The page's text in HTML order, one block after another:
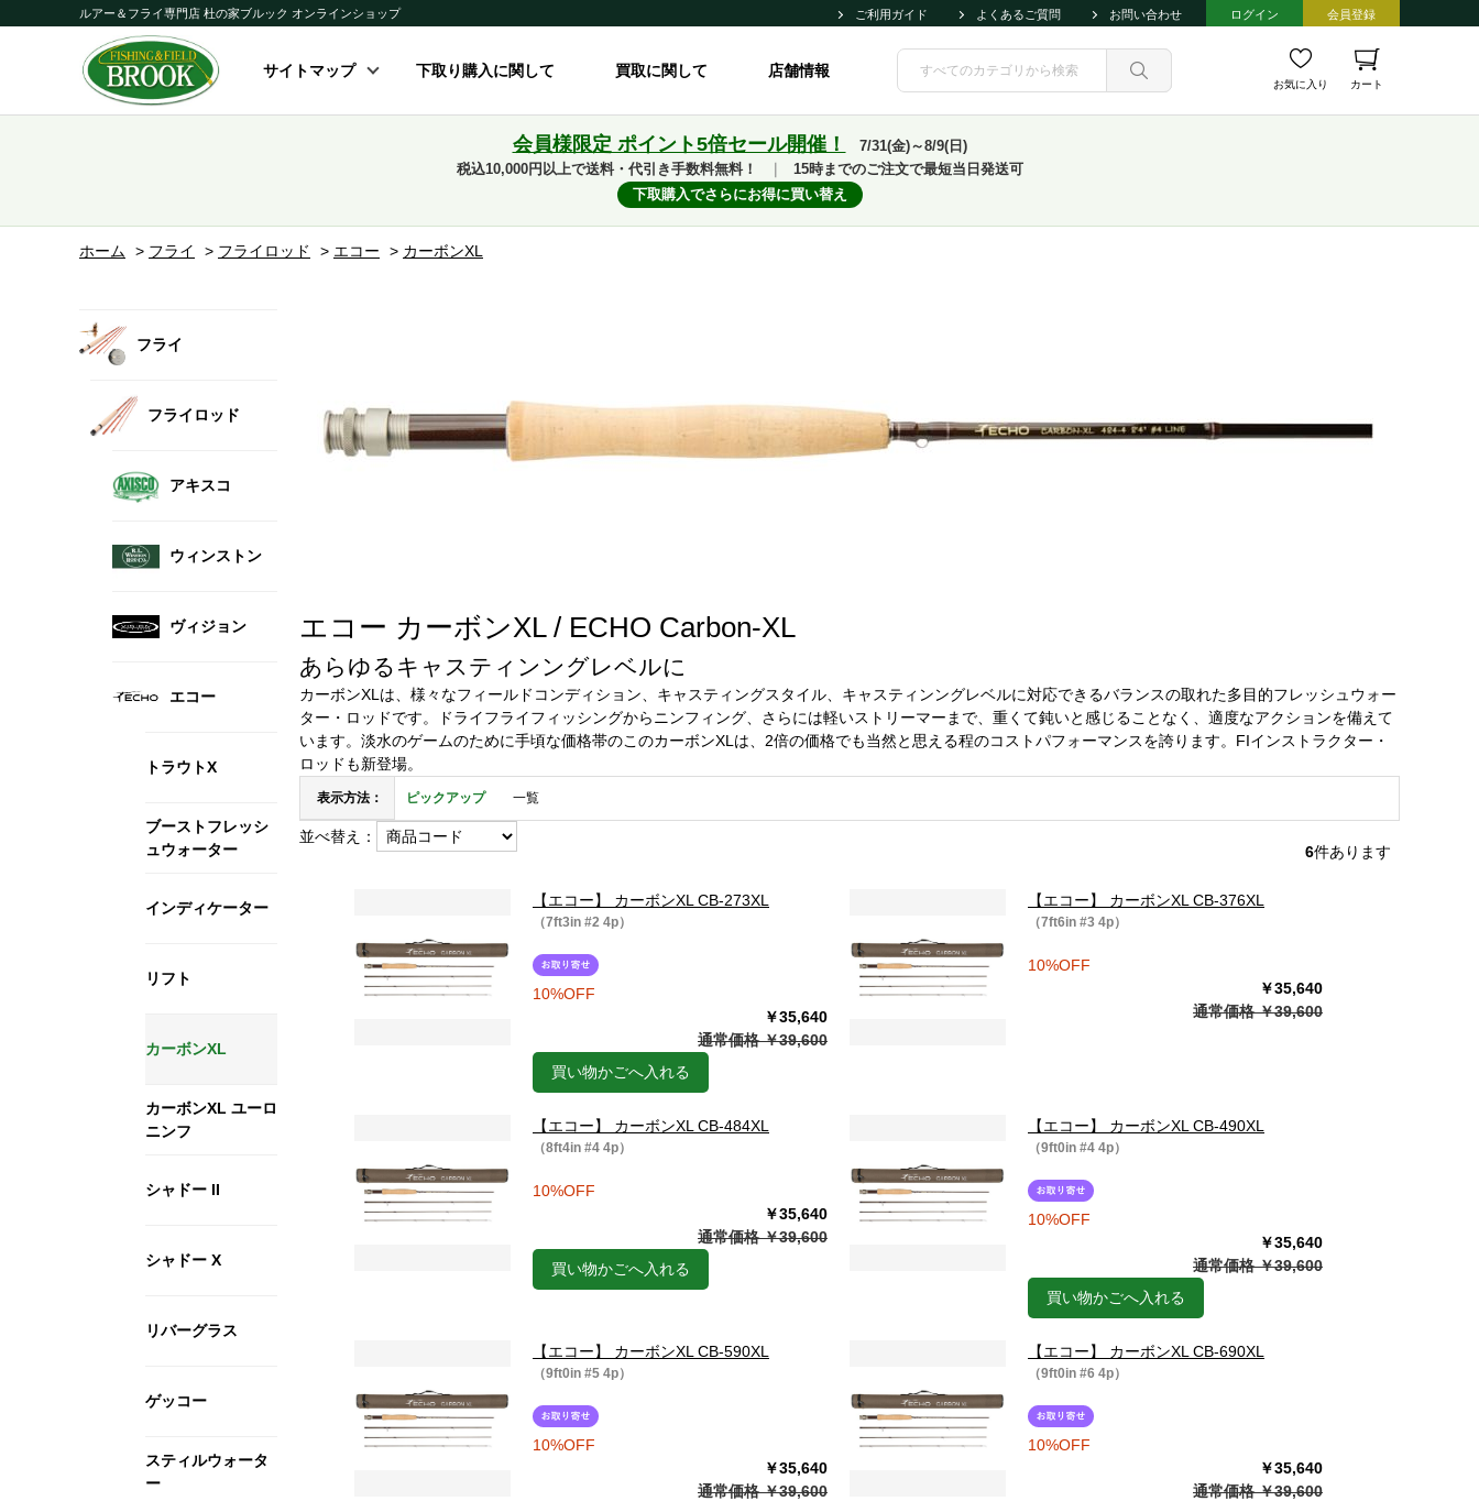
ルアー＆フライ専門店 杜の家ブルック オンラインショップ ご利用ガイド よくあるご質問 お問い合わせ ログイン 会員登録
サイトマップ 下取り購入に関して 買取に関して 店舗情報
お気に入り カート
会員様限定 ポイント5倍セール開催！
7/31(金)～8/9(日)
税込10,000円以上で送料・代引き手数料無料！
15時までのご注文で最短当日発送可
下取購入でさらにお得に買い替え
ホーム > フライ > フライロッド > エコー > カーボンXL
フライ
フライロッド
アキスコ
ウィンストン
ヴィジョン
エコー
トラウトX
ブーストフレッシ
ュウォーター
インディケーター
リフト
カーボンXL
カーボンXL ユーロ
ニンフ
シャドー II
シャドー X
リバーグラス
ゲッコー
スティルウォータ
ー
エコー カーボンXL / ECHO Carbon-XL
あらゆるキャスティンングレベルに
カーボンXLは、様々なフィールドコンディション、キャスティングスタイル、キャスティンングレベルに対応できるバランスの取れた多目的フレッシュウォー
ター・ロッドです。ドライフライフィッシングからニンフィング、さらには軽いストリーマーまで、重くて鈍いと感じることなく、適度なアクションを備えて
います。淡水のゲームのために手頃な価格帯のこのカーボンXLは、2倍の価格でも当然と思える程のコストパフォーマンスを誇ります。FIインストラクター・
ロッドも新登場。
表示方法： ピックアップ 一覧
並べ替え：
6件あります
【エコー】 カーボンXL CB-273XL
（7ft3in #2 4p）
10%OFF
￥35,640
通常価格 ￥39,600
買い物かごへ入れる
【エコー】 カーボンXL CB-376XL
（7ft6in #3 4p）
10%OFF
￥35,640
通常価格 ￥39,600
【エコー】 カーボンXL CB-484XL
（8ft4in #4 4p）
10%OFF
￥35,640
通常価格 ￥39,600
買い物かごへ入れる
【エコー】 カーボンXL CB-490XL
（9ft0in #4 4p）
10%OFF
￥35,640
通常価格 ￥39,600
買い物かごへ入れる
【エコー】 カーボンXL CB-590XL
（9ft0in #5 4p）
10%OFF
￥35,640
通常価格 ￥39,600
【エコー】 カーボンXL CB-690XL
（9ft0in #6 4p）
10%OFF
￥35,640
通常価格 ￥39,600